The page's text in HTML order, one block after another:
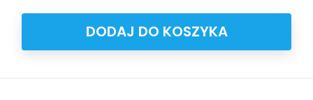
DODAJ DO KOSZYKA